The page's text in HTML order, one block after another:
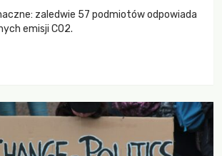
zaledwie 57 podmiotów odpowiada
emisji CO2.